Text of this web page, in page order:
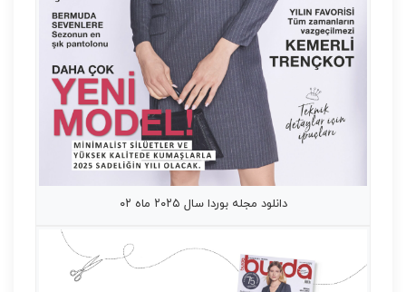
دانلود مجله بوردا سال ۲۰۲۵ ماه ۰۲